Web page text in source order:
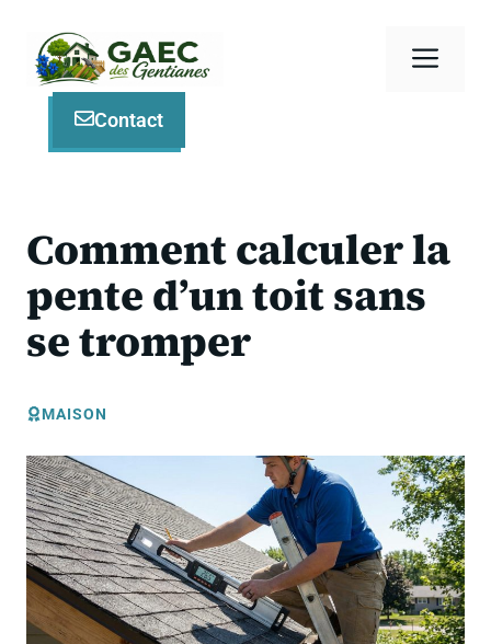
contenu
Contact
Comment calculer la
pente d’un toit sans
se tromper
MAISON